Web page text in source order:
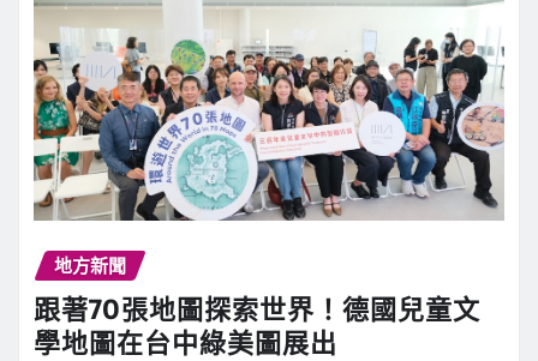
地方新聞
跟著70張地圖探索世界！德國兒童文
學地圖在台中綠美圖展出